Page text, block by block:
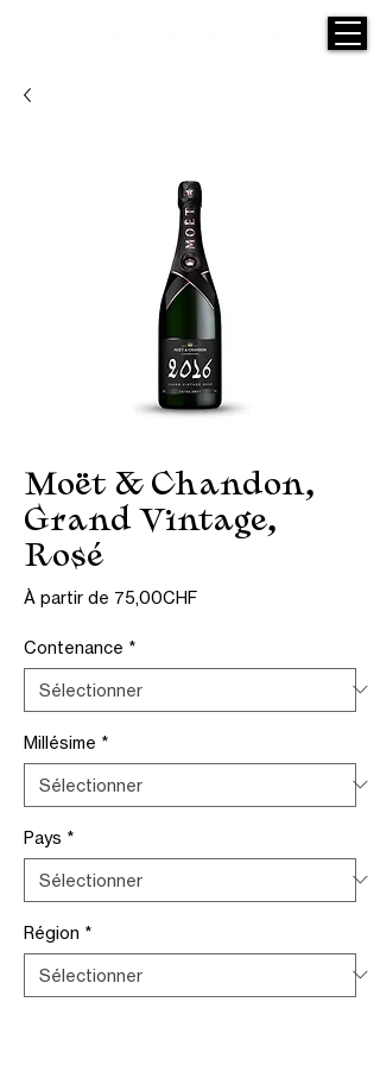
Moët & Chandon,
Grand Vintage,
Rosé
À partir de 75,00CHFPrix
Contenance *
Millésime *
Pays *
Région *